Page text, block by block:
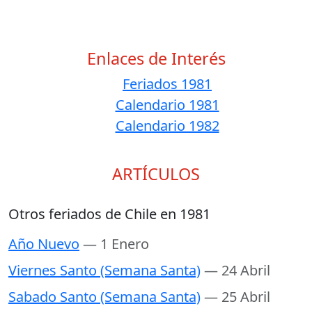
Enlaces de Interés
Feriados 1981
Calendario 1981
Calendario 1982
ARTÍCULOS
Otros feriados de Chile en 1981
Año Nuevo — 1 Enero
Viernes Santo (Semana Santa)— 24 Abril
Sabado Santo (Semana Santa)— 25 Abril